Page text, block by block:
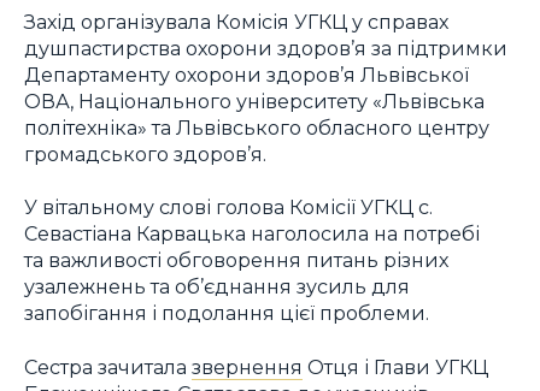
Захід організувала Комісія УГКЦ у справах
душпастирства охорони здоров’я за підтримки
Департаменту охорони здоров’я Львівської
ОВА, Національного університету «Львівська
політехніка» та Львівського обласного центру
громадського здоров’я.
У вітальному слові голова Комісії УГКЦ с.
Севастіана Карвацька наголосила на потребі
та важливості обговорення питань різних
узалежнень та об’єднання зусиль для
запобігання і подолання цієї проблеми.
Сестра зачитала звернення Отця і Глави УГКЦ